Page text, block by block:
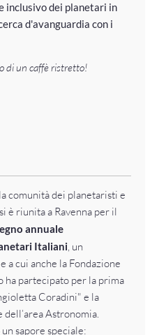
inclusivo dei planetari in
d'avanguardia con i
di un caffè ristretto!
comunità dei planetaristi e
è riunita a Ravenna per il
annuale
Italiani, un
cui anche la Fondazione
ha partecipato per la prima
Coradini" e la
Astronomia.
sapore speciale: